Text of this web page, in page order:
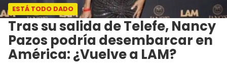
ESTÁ TODO DADO
Tras su salida de Telefe, Nancy
Pazos podría desembarcar en
América: ¿Vuelve a LAM?